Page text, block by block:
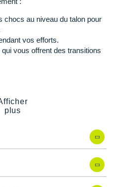
chocs au niveau du talon pour
vos efforts.
vous offrent des transitions
nouveautés ?
précédente, la
technologie pour améliorer la
de la semelle
amorti et une
durabilité
plus